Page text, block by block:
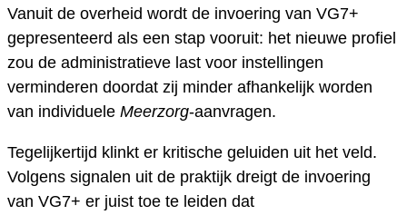
Vanuit de overheid wordt de invoering van VG7+
gepresenteerd als een stap vooruit: het nieuwe profiel
zou de administratieve last voor instellingen
verminderen doordat zij minder afhankelijk worden
van individuele Meerzorg-aanvragen.
Tegelijkertijd klinkt er kritische geluiden uit het veld.
Volgens signalen uit de praktijk dreigt de invoering
van VG7+ er juist toe te leiden dat